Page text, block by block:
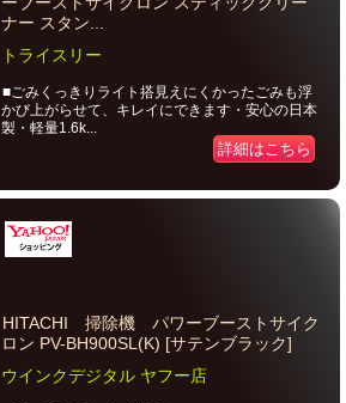
ナー スタン...
トライスリー
■ごみくっきりライト搭見えにくかったごみも浮
かび上がらせて、キレイにできます・安心の日本
製・軽量1.6k...
詳細はこちら
HITACHI 掃除機 パワーブーストサイク
ロン PV-BH900SL(K) [サテンブラック]
ウインクデジタル ヤフー店